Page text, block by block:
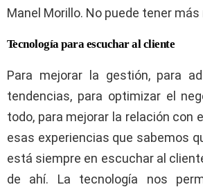
Manel Morillo. No puede tener más
Tecnología para escuchar al cliente
Para mejorar la gestión, para
tendencias, para optimizar el
todo, para mejorar la relación con
esas experiencias que sabemos
está siempre en escuchar al
de ahí. La tecnología nos